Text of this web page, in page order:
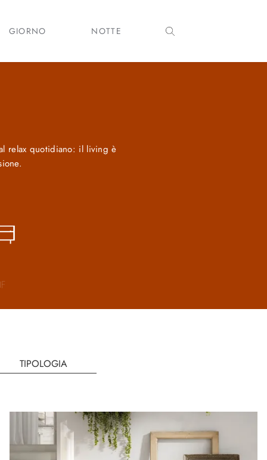
GIORNO NOTTE
relax quotidiano: il living è
TIPOLOGIA